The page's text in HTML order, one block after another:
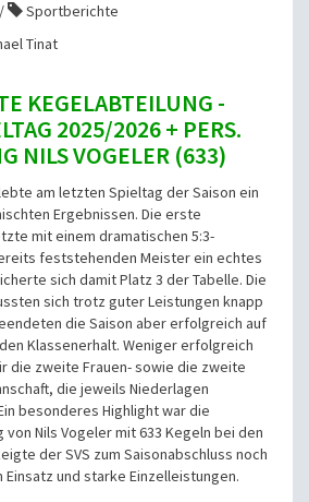
Sportberichte
Tinat
KEGELABTEILUNG -
2025/2026 + PERS.
NILS VOGELER (633)
am letzten Spieltag der Saison ein
Ergebnissen. Die erste
mit einem dramatischen 5:3-
feststehenden Meister ein echtes
sich damit Platz 3 der Tabelle. Die
sich trotz guter Leistungen knapp
die Saison aber erfolgreich auf
Klassenerhalt. Weniger erfolgreich
die zweite Frauen- sowie die zweite
die jeweils Niederlagen
besonderes Highlight war die
Nils Vogeler mit 633 Kegeln bei den
der SVS zum Saisonabschluss noch
und starke Einzelleistungen.